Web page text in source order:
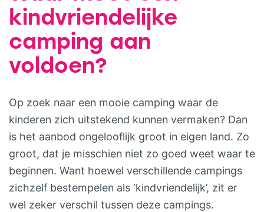
kindvriendelijke
camping aan
voldoen?
Op zoek naar een mooie camping waar de
kinderen zich uitstekend kunnen vermaken? Dan
is het aanbod ongelooflijk groot in eigen land. Zo
groot, dat je misschien niet zo goed weet waar te
beginnen. Want hoewel verschillende campings
zichzelf bestempelen als ‘kindvriendelijk’, zit er
wel zeker verschil tussen deze campings.